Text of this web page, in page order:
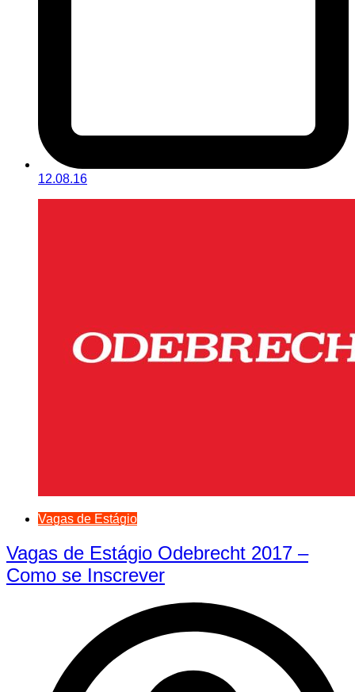
12.08.16
Vagas de Estágio
Vagas de Estágio Odebrecht 2017 –
Como se Inscrever